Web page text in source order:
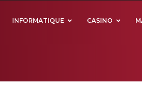
INFORMATIQUE CASINO